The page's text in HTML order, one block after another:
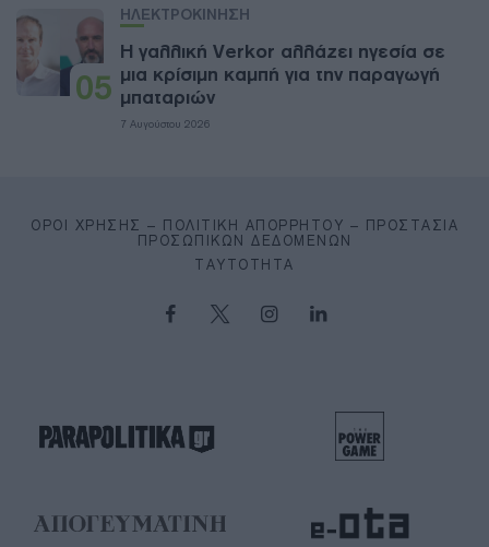
05
ΗΛΕΚΤΡΟΚΙΝΗΣΗ
Η γαλλική Verkor αλλάζει ηγεσία σε
μια κρίσιμη καμπή για την παραγωγή
μπαταριών
7 Αυγούστου 2026
ΌΡΟΙ ΧΡΉΣΗΣ – ΠΟΛΙΤΙΚΉ ΑΠΟΡΡΉΤΟΥ – ΠΡΟΣΤΑΣΊΑ
ΠΡΟΣΩΠΙΚΏΝ ΔΕΔΟΜΈΝΩΝ
ΤΑΥΤΌΤΗΤΑ